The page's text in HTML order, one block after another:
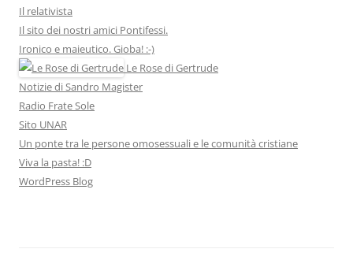
Il relativista
Il sito dei nostri amici Pontifessi.
Ironico e maieutico. Gioba! :-)
Le Rose di Gertrude
Notizie di Sandro Magister
Radio Frate Sole
Sito UNAR
Un ponte tra le persone omosessuali e le comunità cristiane
Viva la pasta! :D
WordPress Blog